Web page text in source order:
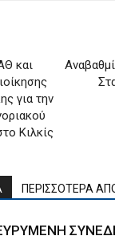
και
για την
Κιλκίς
ΠΕΡΙΣΣΟΤΕΡΑ